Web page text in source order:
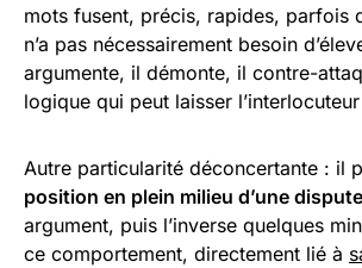
mots fusent, précis, rapides, parfois
n’a pas nécessairement besoin
argumente, il démonte, il contre-
logique qui peut laisser
Autre particularité déconcertante : il
position en plein milieu d’une dispute
argument, puis l’inverse quelques
ce comportement, directement lié à